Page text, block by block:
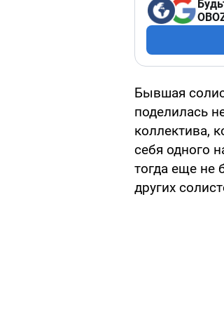
Бывшая
поделилась
коллектива,
себя одного
тогда еще не
других